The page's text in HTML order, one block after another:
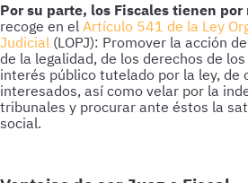
Por su parte, los Fiscales tienen por
recoge en el Artículo 541 de la Ley
Judicial (LOPJ): Promover la acción
de la legalidad, de los derechos de
interés público tutelado por la ley, de
interesados, así como velar por la
tribunales y procurar ante éstos la
social.